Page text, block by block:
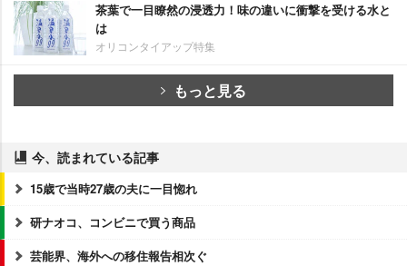
茶葉で一目瞭然の浸透力！味の違いに衝撃を受ける水と
は
オリコンタイアップ特集
もっと見る
今、読まれている記事
15歳で当時27歳の夫に一目惚れ
研ナオコ、コンビニで買う商品
芸能界、海外への移住報告相次ぐ